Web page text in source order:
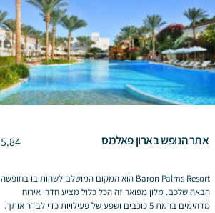
אתר הנופש בארון פאלמס 5.84
Baron Palms Resort הוא המקום המושלם לשהות בו בחופשה
הבאה שלכם. מלון מפואר זה הכל כלול מציע חדרי אירוח
מדהימים ברמת 5 כוכבים ושפע של פעילויות כדי לבדר אותך.